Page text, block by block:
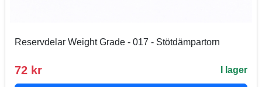
Reservdelar Weight Grade - 017 - Stötdämpartorn
72 kr I lager